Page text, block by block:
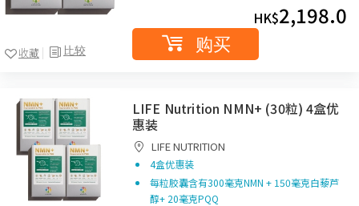
比较
收藏
HK$2,198.0
购买
LIFE Nutrition NMN+ (30粒) 4盒优
惠装
LIFE NUTRITION
4盒优惠装
每粒胶囊含有300毫克NMN + 150毫克白藜芦
醇+ 20毫克PQQ